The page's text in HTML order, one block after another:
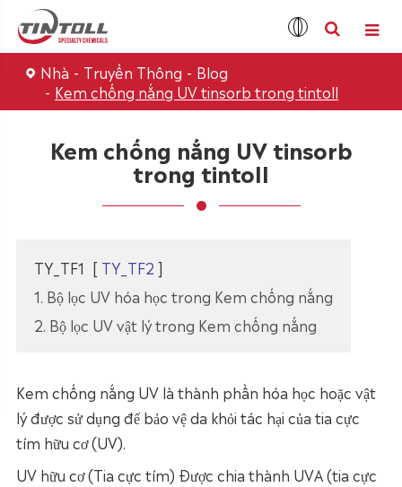
Nhà Truyền Thông
Blog
Kem chống nắng UV tinsorb trong tintoll
Kem chống nắng UV tinsorb
trong tintoll
TY_TF1 [ TY_TF2 ]
1. Bộ lọc UV hóa học trong Kem chống nắng
2. Bộ lọc UV vật lý trong Kem chống nắng
Kem chống nắng UV là thành phần hóa học hoặc vật
lý được sử dụng để bảo vệ da khỏi tác hại của tia cực
tím hữu cơ (UV).
UV hữu cơ (Tia cực tím) Được chia thành UVA (tia cực